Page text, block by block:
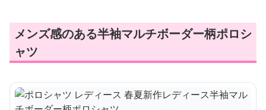
メンズ感のある半袖マルチボーダー柄ポロシ
ャツ